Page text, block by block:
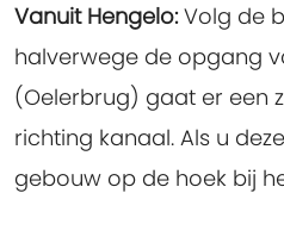
Vanuit Hengelo:Volg de
halverwege de opgang
(Oelerbrug) gaat er een
richting kanaal. Als u
gebouw op de hoek bij